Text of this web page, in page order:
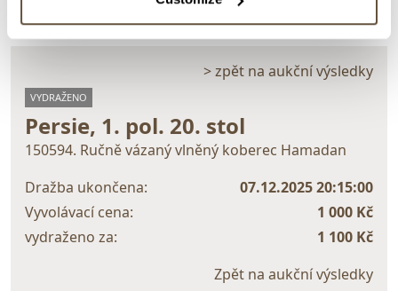
> zpět na aukční výsledky
VYDRAŽENO
Persie, 1. pol. 20. stol
150594. Ručně vázaný vlněný koberec Hamadan
Dražba ukončena:
07.12.2025 20:15:00
Vyvolávací cena:
1 000 Kč
vydraženo za:
1 100 Kč
Zpět na aukční výsledky